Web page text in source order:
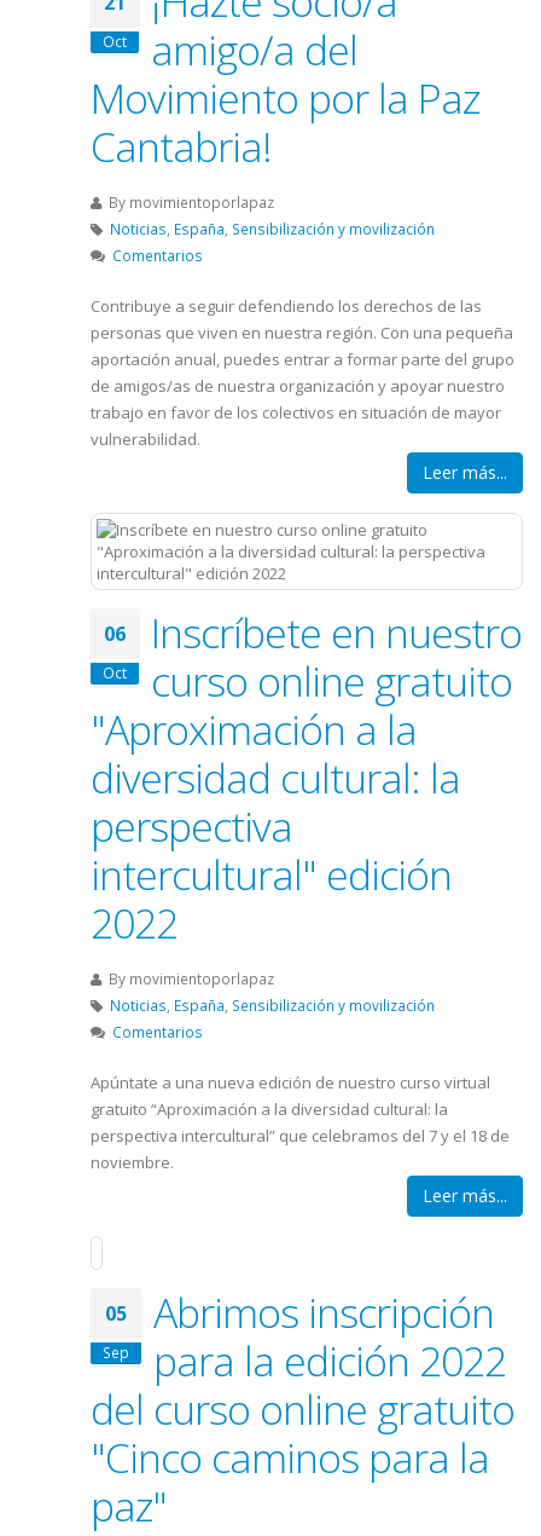
Oct
amigo/a del
Movimiento por la Paz
Cantabria!
By movimientoporlapaz
Noticias España Sensibilización y movilización
Comentarios
Contribuye a seguir defendiendo los derechos de las
personas que viven en nuestra región. Con una pequeña
aportación anual, puedes entrar a formar parte del grupo
de amigos/as de nuestra organización y apoyar nuestro
trabajo en favor de los colectivos en situación de mayor
vulnerabilidad.
Leer más...
06
Oct
Inscríbete en nuestro
curso online gratuito
"Aproximación a la
diversidad cultural: la
perspectiva
intercultural" edición
2022
By movimientoporlapaz
Noticias España Sensibilización y movilización
Comentarios
Apúntate a una nueva edición de nuestro curso virtual
gratuito “Aproximación a la diversidad cultural: la
perspectiva intercultural” que celebramos del 7 y el 18 de
noviembre.
Leer más...
05
Sep
Abrimos inscripción
para la edición 2022
del curso online gratuito
"Cinco caminos para la
paz"